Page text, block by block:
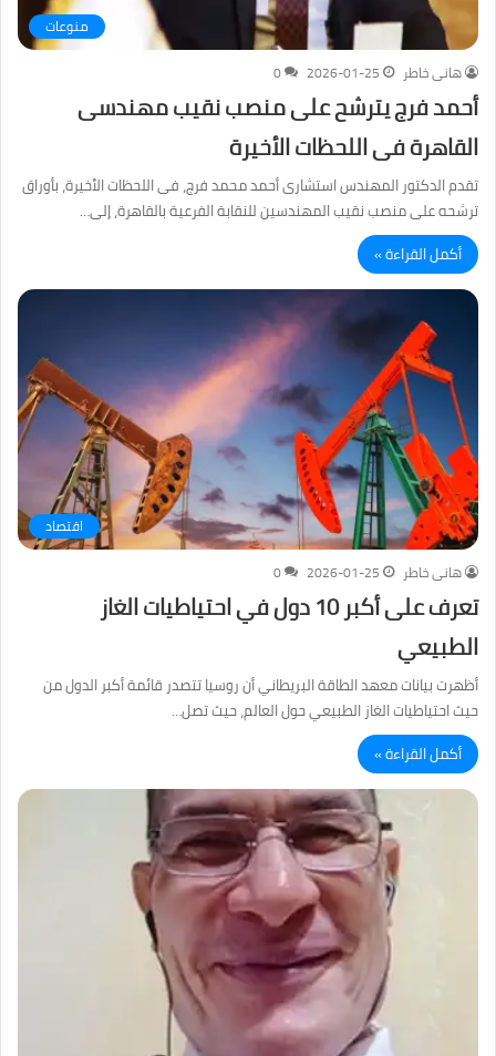
منوعات
هانى خاطر
2026-01-25
0
أحمد فرج يترشح على منصب نقيب مهندسى
القاهرة فى اللحظات الأخيرة
تقدم الدكتور المهندس استشارى أحمد محمد فرج، فى اللحظات الأخيرة، بأوراق
ترشحه على منصب نقيب المهندسين للنقابة الفرعية بالقاهرة، إلى…
أكمل القراءة »
اقتصاد
هانى خاطر
2026-01-25
0
تعرف على أكبر 10 دول في احتياطيات الغاز
الطبيعي
أظهرت بيانات معهد الطاقة البريطاني أن روسيا تتصدر قائمة أكبر الدول من
حيث احتياطيات الغاز الطبيعي حول العالم، حيث تصل…
أكمل القراءة »